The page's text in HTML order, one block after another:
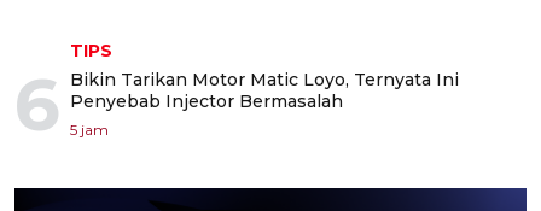
6
TIPS
Bikin Tarikan Motor Matic Loyo, Ternyata Ini
Penyebab Injector Bermasalah
5 jam